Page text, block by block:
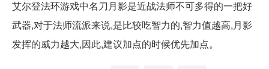
艾尔登法环游戏中名刀月影是近战法师不可多得的一把好
武器,对于法师流派来说,是比较吃智力的,智力值越高,月影
发挥的威力越大,因此,建议加点的时候优先加点。